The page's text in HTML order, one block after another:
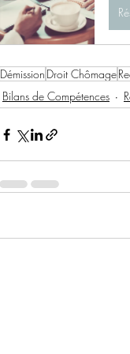
Démission Droit Chômage
Bilans de Compétences